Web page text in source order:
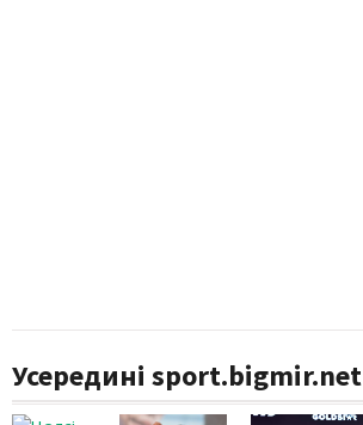
Усередині sport.bigmir.net